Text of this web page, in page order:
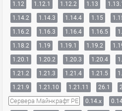
1.12
1.12.1 1.12.2 1.13 1.13.1
1.14.2
1.14.3 1.14.4 1.15
1.16.2
1.16.3 1.16.4 1.16.5
1.18.2
1.19 1.19.1 1.19.2
1.20.1
1.20.2 1.20.3 1.20.4
1.21.2
1.21.3 1.21.4 1.21.5
1.21.9
1.21.10 1.21.11 26.1
Сервера Майнкрафт PE 0.14.x